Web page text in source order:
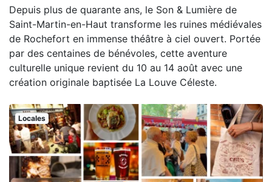
Depuis plus de quarante ans, le Son & Lumière de
Saint-Martin-en-Haut transforme les ruines médiévales
de Rochefort en immense théâtre à ciel ouvert. Portée
par des centaines de bénévoles, cette aventure
culturelle unique revient du 10 au 14 août avec une
création originale baptisée La Louve Céleste.
Locales